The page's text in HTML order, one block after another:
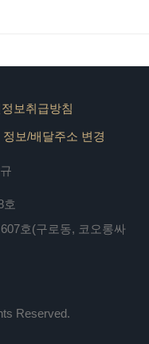
보취급방침
정보/배달주소 변경
호
호(구로동, 코오롱싸
Reserved.